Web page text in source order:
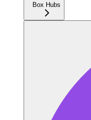
Box Hubs